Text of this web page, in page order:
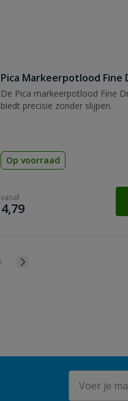
Pica Markeerpotlood Fine
De Pica markeerpotlood Fine
biedt precisie zonder slijpen.
Op voorraad
vanaf
€
4,79